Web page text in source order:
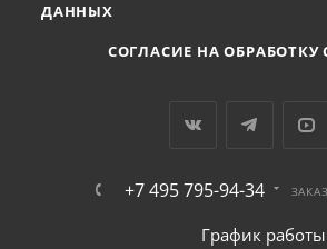
ДАННЫХ
СОГЛАСИЕ НА ОБРАБОТКУ
+7 495 795-94-34
График